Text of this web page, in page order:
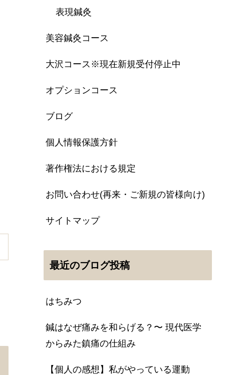
表現鍼灸
美容鍼灸コース
大沢コース※現在新規受付停止中
オプションコース
ブログ
個人情報保護方針
著作権法における規定
お問い合わせ(再来・ご新規の皆様向け)
サイトマップ
最近のブログ投稿
はちみつ
鍼はなぜ痛みを和らげる？〜 現代医学
からみた鎮痛の仕組み
【個人の感想】私がやっている運動